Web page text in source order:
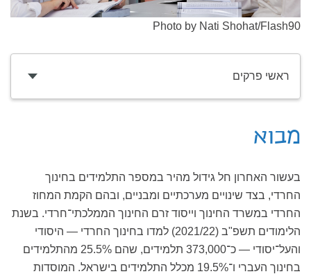
Photo by Nati Shohat/Flash90
ראשי פרקים
מבוא
בעשור האחרון חל גידול מהיר במספר התלמידים בחינוך
החרדי, בצד שינויים מערכתיים ומבניים, ובהם הקמת המחוז
החרדי במשרד החינוך וייסוד זרם החינוך הממלכתי־חרדי. בשנת
הלימודים תשפ"ב (2021/22) למדו בחינוך החרדי — היסודי
והעל־יסודי — כ־373,000 תלמידים, שהם 25.5% מהתלמידים
בחינוך העברי ו־19.5% מכלל התלמידים בישראל. המוסדות